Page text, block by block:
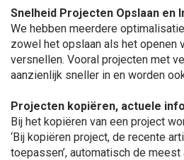
Snelheid Projecten Opslaan en
We hebben meerdere
zowel het opslaan als het openen
versnellen. Vooral projecten met
aanzienlijk sneller in en worden
Projecten kopiëren, actuele
Bij het kopiëren van een project
‘Bij kopiëren project, de recente
toepassen’, automatisch de